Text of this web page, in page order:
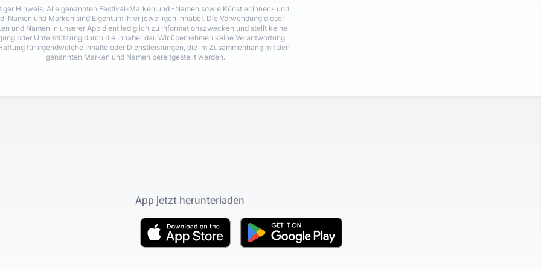
Hinweis: Alle genannten Festival-Marken und -Namen sowie Künstler:innen- und
Namen und Marken sind Eigentum ihrer jeweiligen Inhaber. Die Verwendung dieser
und Namen in unserer App dient lediglich zu Informationszwecken und stellt keine
oder Unterstützung durch die Inhaber dar. Wir übernehmen keine Verantwortung
für irgendwelche Inhalte oder Dienstleistungen, die im Zusammenhang mit den
genannten Marken und Namen bereitgestellt werden.
App jetzt herunterladen